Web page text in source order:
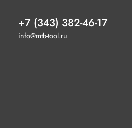
+7 (343) 382-46-17
info@mtb-tool.ru